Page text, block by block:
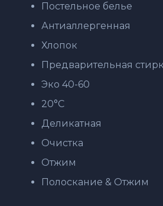
Постельное белье
Антиаллергенная
Хлопок
Предварительная
Эко 40-60
20°C
Деликатная
Очистка
Отжим
Полоскание & Отжим